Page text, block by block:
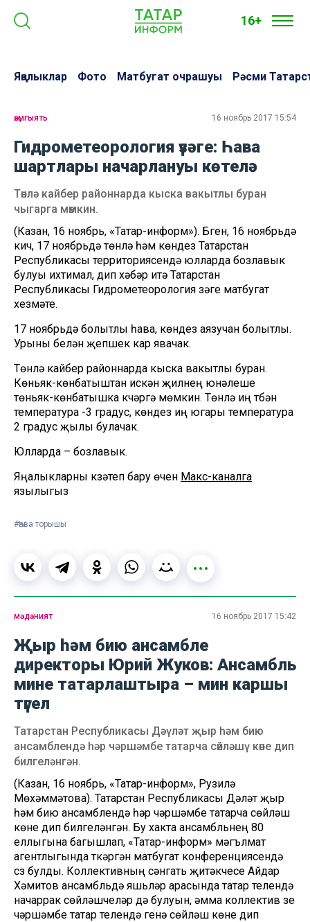
16+
Яңалыклар Фото Матбугат очрашуы Рәсми
җәмгыять 16 ноябрь 2017 15:54
Гидрометеорология үзәге: Һава
шартлары начарлануы көтелә
Төнлә кайбер районнарда кыска вакытлы буран
чыгарга мөмкин.
(Казан, 16 ноябрь, «Татар-информ»). Бүген, 16 ноябрьдә
кич, 17 ноябрьдә төнлә һәм көндез Татарстан
Республикасы территориясендә юлларда бозлавык
булуы ихтимал, дип хәбәр итә Татарстан
Республикасы Гидрометеорология үзәге матбугат
хезмәте.
17 ноябрьдә болытлы һава, көндез аязучан болытлы.
Урыны белән җепшек кар явачак.
Төнлә кайбер районнарда кыска вакытлы буран.
Көньяк-көнбатыштан искән җилнең юнәлеше
төньяк-көнбатышка күчәргә мөмкин. Төнлә иң түбән
температура -3 градус, көндез иң югары температура
2 градус җылы булачак.
Юлларда – бозлавык.
Яңалыкларны күзәтеп бару өчен Макс-каналга
язылыгыз
#Һава торышы
мәдәният 16 ноябрь 2017 15:42
Җыр һәм бию ансамбле
директоры Юрий Жуков: Ансамбль
мине татарлаштыра – мин каршы
түгел
Татарстан Республикасы Дәүләт җыр һәм бию
ансамблендә һәр чәршәмбе татарча сөйләшү көне дип
билгеләнгән.
(Казан, 16 ноябрь, «Татар-информ», Рузилә
Мөхәммәтова). Татарстан Республикасы Дәүләт җыр
һәм бию ансамблендә һәр чәршәмбе татарча сөйләшү
көне дип билгеләнгән. Бу хакта ансамбльнең 80
еллыгына багышлап, «Татар-информ» мәгълүмат
агентлыгында үткәргән матбугат конференциясендә
сүз булды. Коллективның сәнгать җитәкчесе Айдар
Хәмитов ансамбльдә яшьләр арасында татар телендә
начаррак сөйләшүчеләр дә булуын, әмма коллектив үзе
чәршәмбе татар телендә генә сөйләшү көне дип